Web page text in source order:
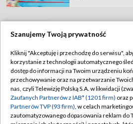
Abonament
Sklep TVP
Biuro
Oferta
Regulamin
Polityka
Moje
Biuro
Szanujemy Twoją prywatność
Kliknij "Akceptuję i przechodzę do serwisu",
korzystanie z technologii automatycznego
dostęp do informacji na Twoim urządzeniu
przechowywanie oraz na przetwarzanie
nas, czyli Telewizję Polską S.A. w likwidacji
Zaufanych Partnerów z IAB* (1201 firm) oraz
Partnerów TVP (93 firm), w celach
zautomatyzowanego dopasowania reklam do